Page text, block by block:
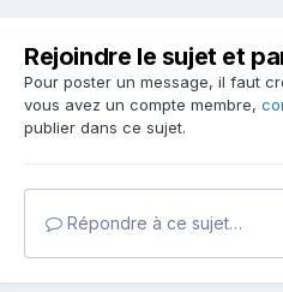
Rejoindre le sujet et
Pour poster un message, il faut
vous avez un compte membre,
publier dans ce sujet.
Répondre à ce sujet…